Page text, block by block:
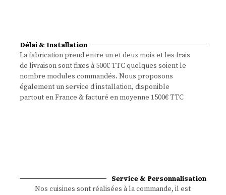
Délai & Installation
La fabrication prend entre un et deux mois et les frais
de livraison sont fixes à 500€ TTC quelques soient le
nombre modules commandés. Nous proposons
également un service d’installation, disponible
partout en France & facturé en moyenne 1500€ TTC
Service & Personnalisation
Nos cuisines sont réalisées à la commande, il est